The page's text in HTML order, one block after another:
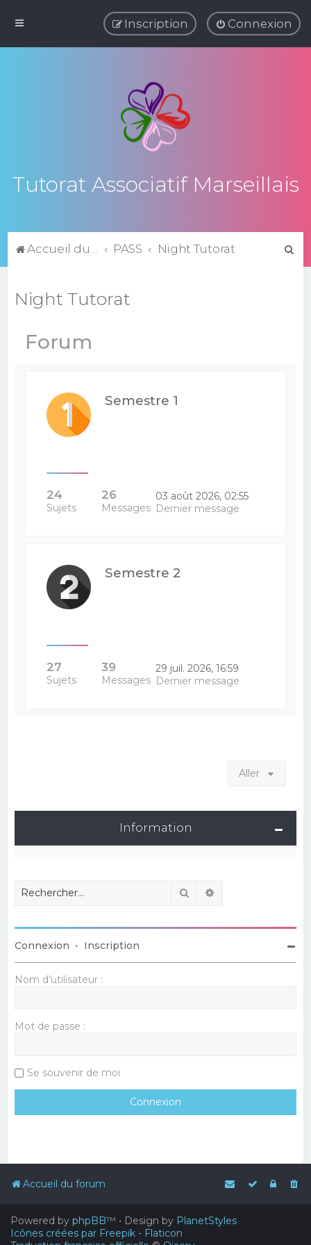
Connexion
Inscription
Tutorat Associatif Marseillais
Accueil du forum PASS Night Tutorat
Night Tutorat
Forum
Semestre 1
24
Sujets
26
Messages
03 août 2026, 02:55
Dernier message
Semestre 2
27
Sujets
39
Messages
29 juil. 2026, 16:59
Dernier message
Aller
Information
Rechercher
Connexion • Inscription
Nom d’utilisateur :
Mot de passe :
Se souvenir de moi
Accueil du forum
Powered by phpBB™ • Design by PlanetStyles
Icônes créées par Freepik - Flaticon